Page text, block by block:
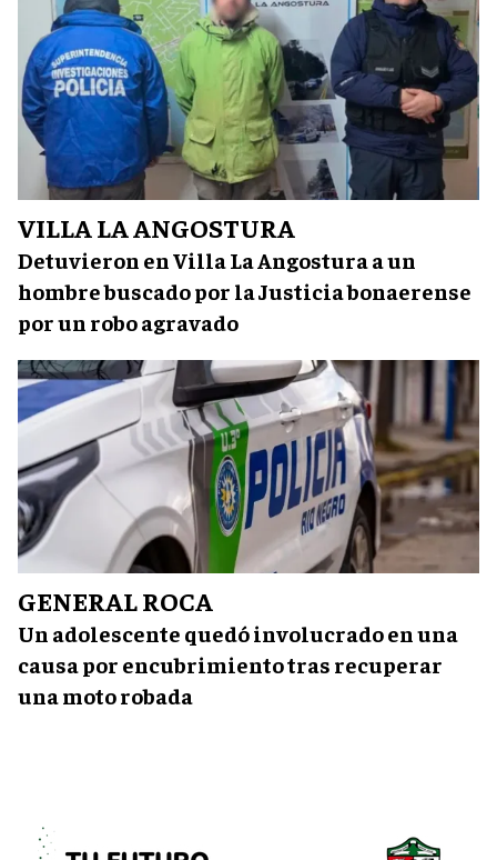
VILLA LA ANGOSTURA
Detuvieron en Villa La Angostura a un
hombre buscado por la Justicia bonaerense
por un robo agravado
GENERAL ROCA
Un adolescente quedó involucrado en una
causa por encubrimiento tras recuperar
una moto robada